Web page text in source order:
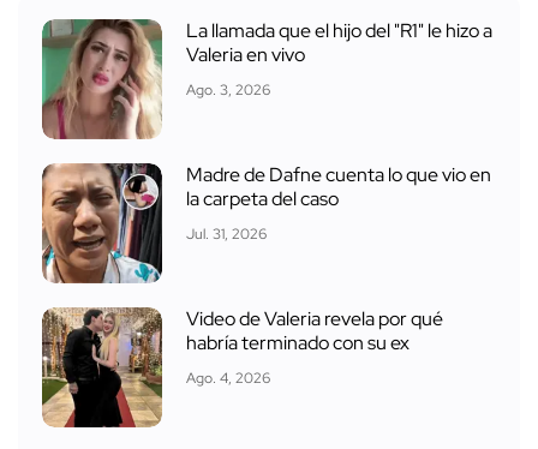
La llamada que el hijo del "R1" le hizo a
Valeria en vivo
Ago. 3, 2026
Madre de Dafne cuenta lo que vio en
la carpeta del caso
Jul. 31, 2026
Video de Valeria revela por qué
habría terminado con su ex
Ago. 4, 2026